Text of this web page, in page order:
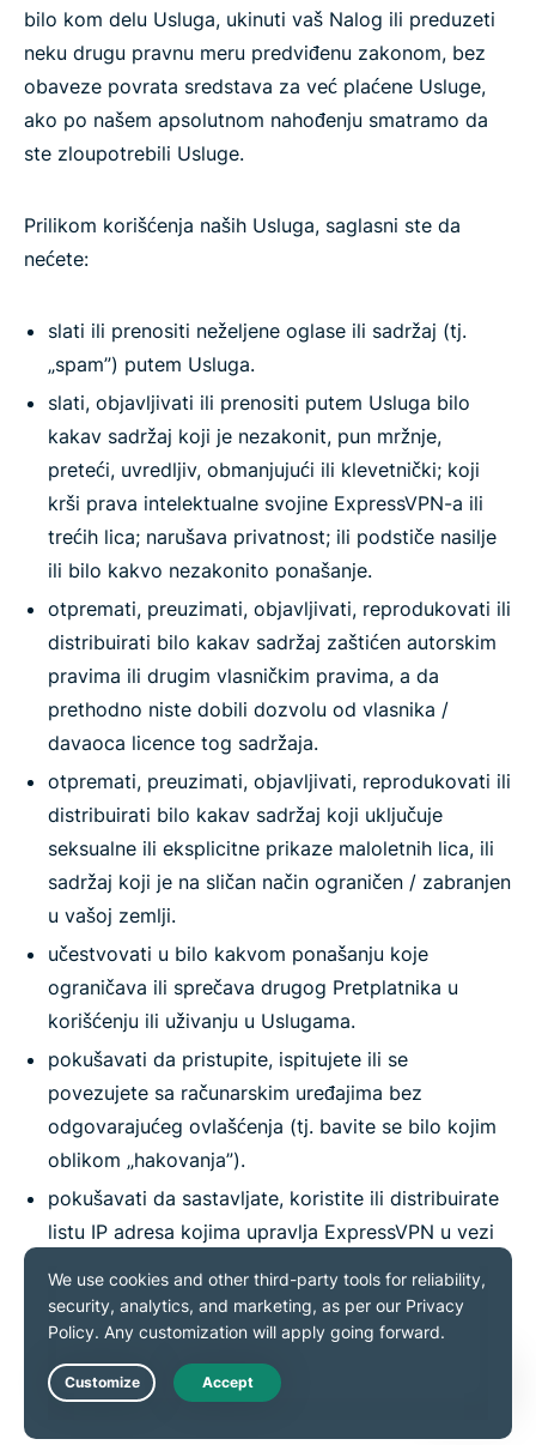
bilo kom delu Usluga, ukinuti vaš Nalog ili preduzeti
neku drugu pravnu meru predviđenu zakonom, bez
obaveze povrata sredstava za već plaćene Usluge,
ako po našem apsolutnom nahođenju smatramo da
ste zloupotrebili Usluge.
Prilikom korišćenja naših Usluga, saglasni ste da
nećete:
slati ili prenositi neželjene oglase ili sadržaj (tj.
„spam”) putem Usluga.
slati, objavljivati ili prenositi putem Usluga bilo
kakav sadržaj koji je nezakonit, pun mržnje,
preteći, uvredljiv, obmanjujući ili klevetnički; koji
krši prava intelektualne svojine ExpressVPN-a ili
trećih lica; narušava privatnost; ili podstiče nasilje
ili bilo kakvo nezakonito ponašanje.
otpremati, preuzimati, objavljivati, reprodukovati ili
distribuirati bilo kakav sadržaj zaštićen autorskim
pravima ili drugim vlasničkim pravima, a da
prethodno niste dobili dozvolu od vlasnika /
davaoca licence tog sadržaja.
otpremati, preuzimati, objavljivati, reprodukovati ili
distribuirati bilo kakav sadržaj koji uključuje
seksualne ili eksplicitne prikaze maloletnih lica, ili
sadržaj koji je na sličan način ograničen / zabranjen
u vašoj zemlji.
učestvovati u bilo kakvom ponašanju koje
ograničava ili sprečava drugog Pretplatnika u
korišćenju ili uživanju u Uslugama.
pokušavati da pristupite, ispitujete ili se
povezujete sa računarskim uređajima bez
odgovarajućeg ovlašćenja (tj. bavite se bilo kojim
oblikom „hakovanja”).
pokušavati da sastavljate, koristite ili distribuirate
listu IP adresa kojima upravlja ExpressVPN u vezi
koristiti Usluge u bilo koje druge osim u zakonite
svrhe.
8. Licenca